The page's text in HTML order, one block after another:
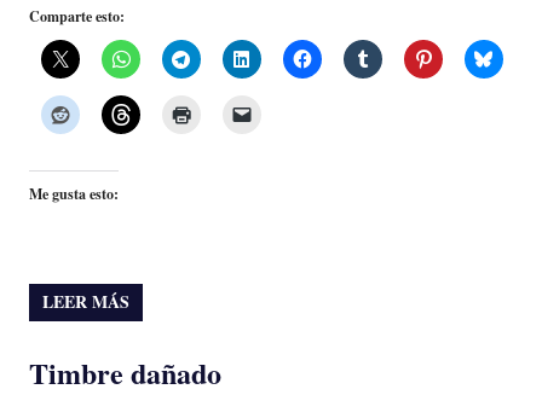
Comparte esto:
Me gusta esto:
LEER MÁS
Timbre dañado